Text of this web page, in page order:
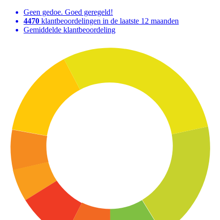
Geen gedoe. Goed geregeld!
4470 klantbeoordelingen in de laatste 12 maanden
Gemiddelde klantbeoordeling